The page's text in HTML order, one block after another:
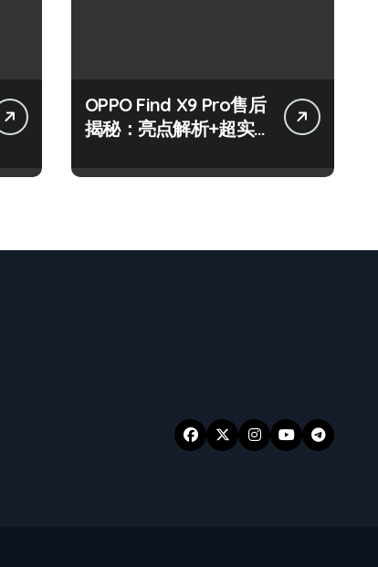
OPPO Find X9 Pro售后
揭秘：亮点解析+超实